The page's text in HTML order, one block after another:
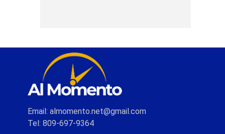
Email: almomento.net@gmail.com
Tel: 809-697-9364